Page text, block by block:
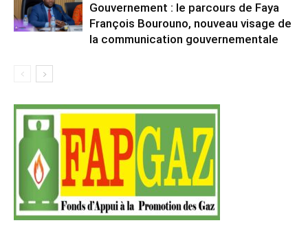
Gouvernement : le parcours de Faya
François Bourouno, nouveau visage de
la communication gouvernementale